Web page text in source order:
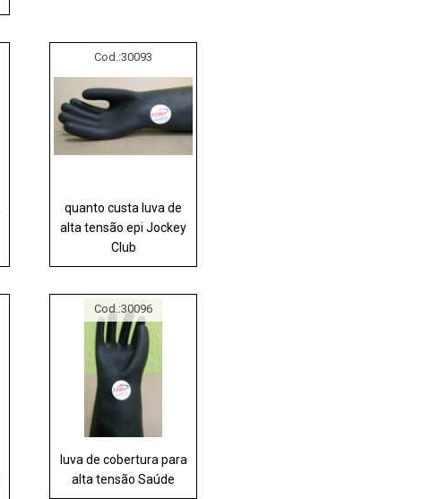
Cod.:30093
quanto custa luva de
alta tensão epi Jockey
Club
Cod.:30096
luva de cobertura para
alta tensão Saúde